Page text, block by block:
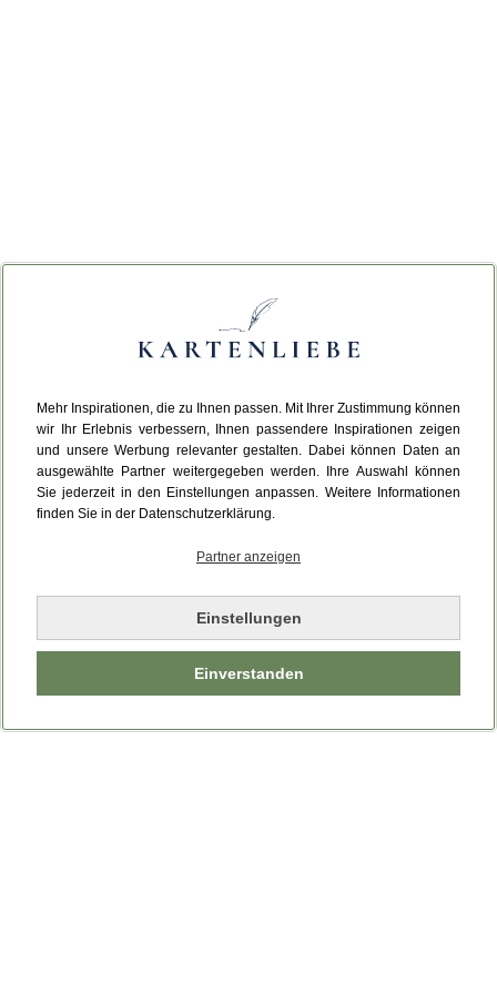
Mehr Inspirationen, die zu Ihnen passen. Mit Ihrer Zustimmung können
wir Ihr Erlebnis verbessern, Ihnen passendere Inspirationen zeigen
und unsere Werbung relevanter gestalten. Dabei können Daten an
ausgewählte Partner weitergegeben werden. Ihre Auswahl können
Sie jederzeit in den Einstellungen anpassen. Weitere Informationen
finden Sie in der Datenschutzerklärung.
Partner anzeigen
Einstellungen
Einverstanden